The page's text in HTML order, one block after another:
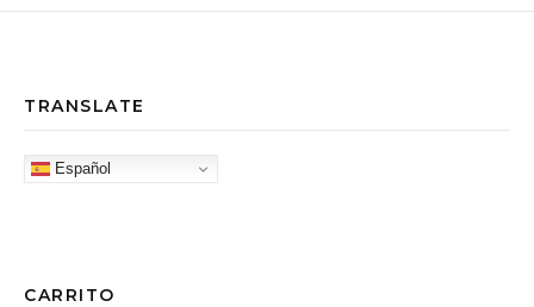
TRANSLATE
Español
CARRITO